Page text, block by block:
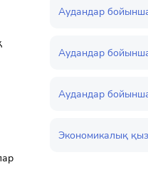
Аудандар
Аудандар
Аудандар
Экономикалық